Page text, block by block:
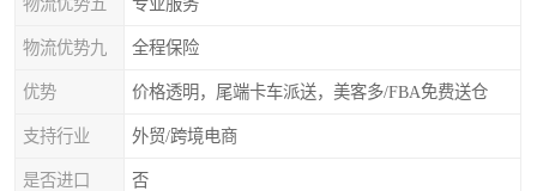
物流优势九 全程保险
优势 价格透明，尾端卡车派送，美客多/FBA免费送仓
支持行业 外贸/跨境电商
是否进口 否